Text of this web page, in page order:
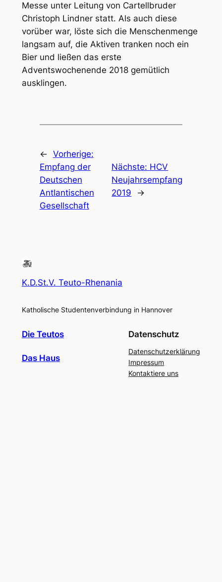
Messe unter Leitung von Cartellbruder
Christoph Lindner statt. Als auch diese
vorüber war, löste sich die Menschenmenge
langsam auf, die Aktiven tranken noch ein
Bier und ließen das erste
Adventswochenende 2018 gemütlich
ausklingen.
← Vorherige:
Empfang der
Deutschen
Antlantischen
Gesellschaft
Nächste: HCV
Neujahrsempfang
2019
→
K.D.St.V. Teuto-Rhenania
Katholische Studentenverbindung in Hannover
Die Teutos
Das Haus
Datenschutz
Datenschutzerklärung
Impressum
Kontaktiere uns